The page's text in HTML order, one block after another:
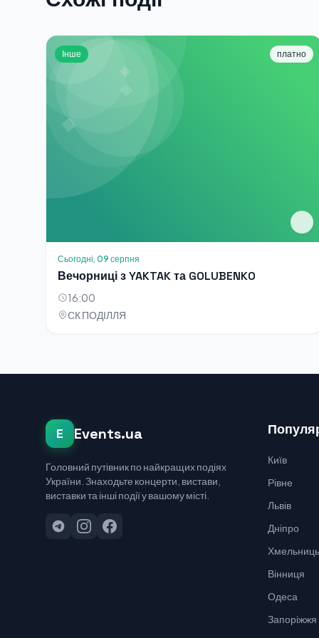
Інше платно
Сьогодні, 09 серпня
Вечорниці з YAKTAK та GOLUBENKO
16:00
СК ПОДІЛЛЯ
E Events.ua
Головний путівник по найкращих подіях
України. Знаходьте концерти, вистави,
виставки та інші події у вашому місті.
Київ
Рівне
Львів
Дніпро
Вінниця
Одеса
Запоріжжя